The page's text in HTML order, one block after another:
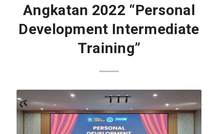
Angkatan 2022 “Personal
Development Intermediate
Training”